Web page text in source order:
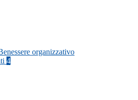
organizzativo
4